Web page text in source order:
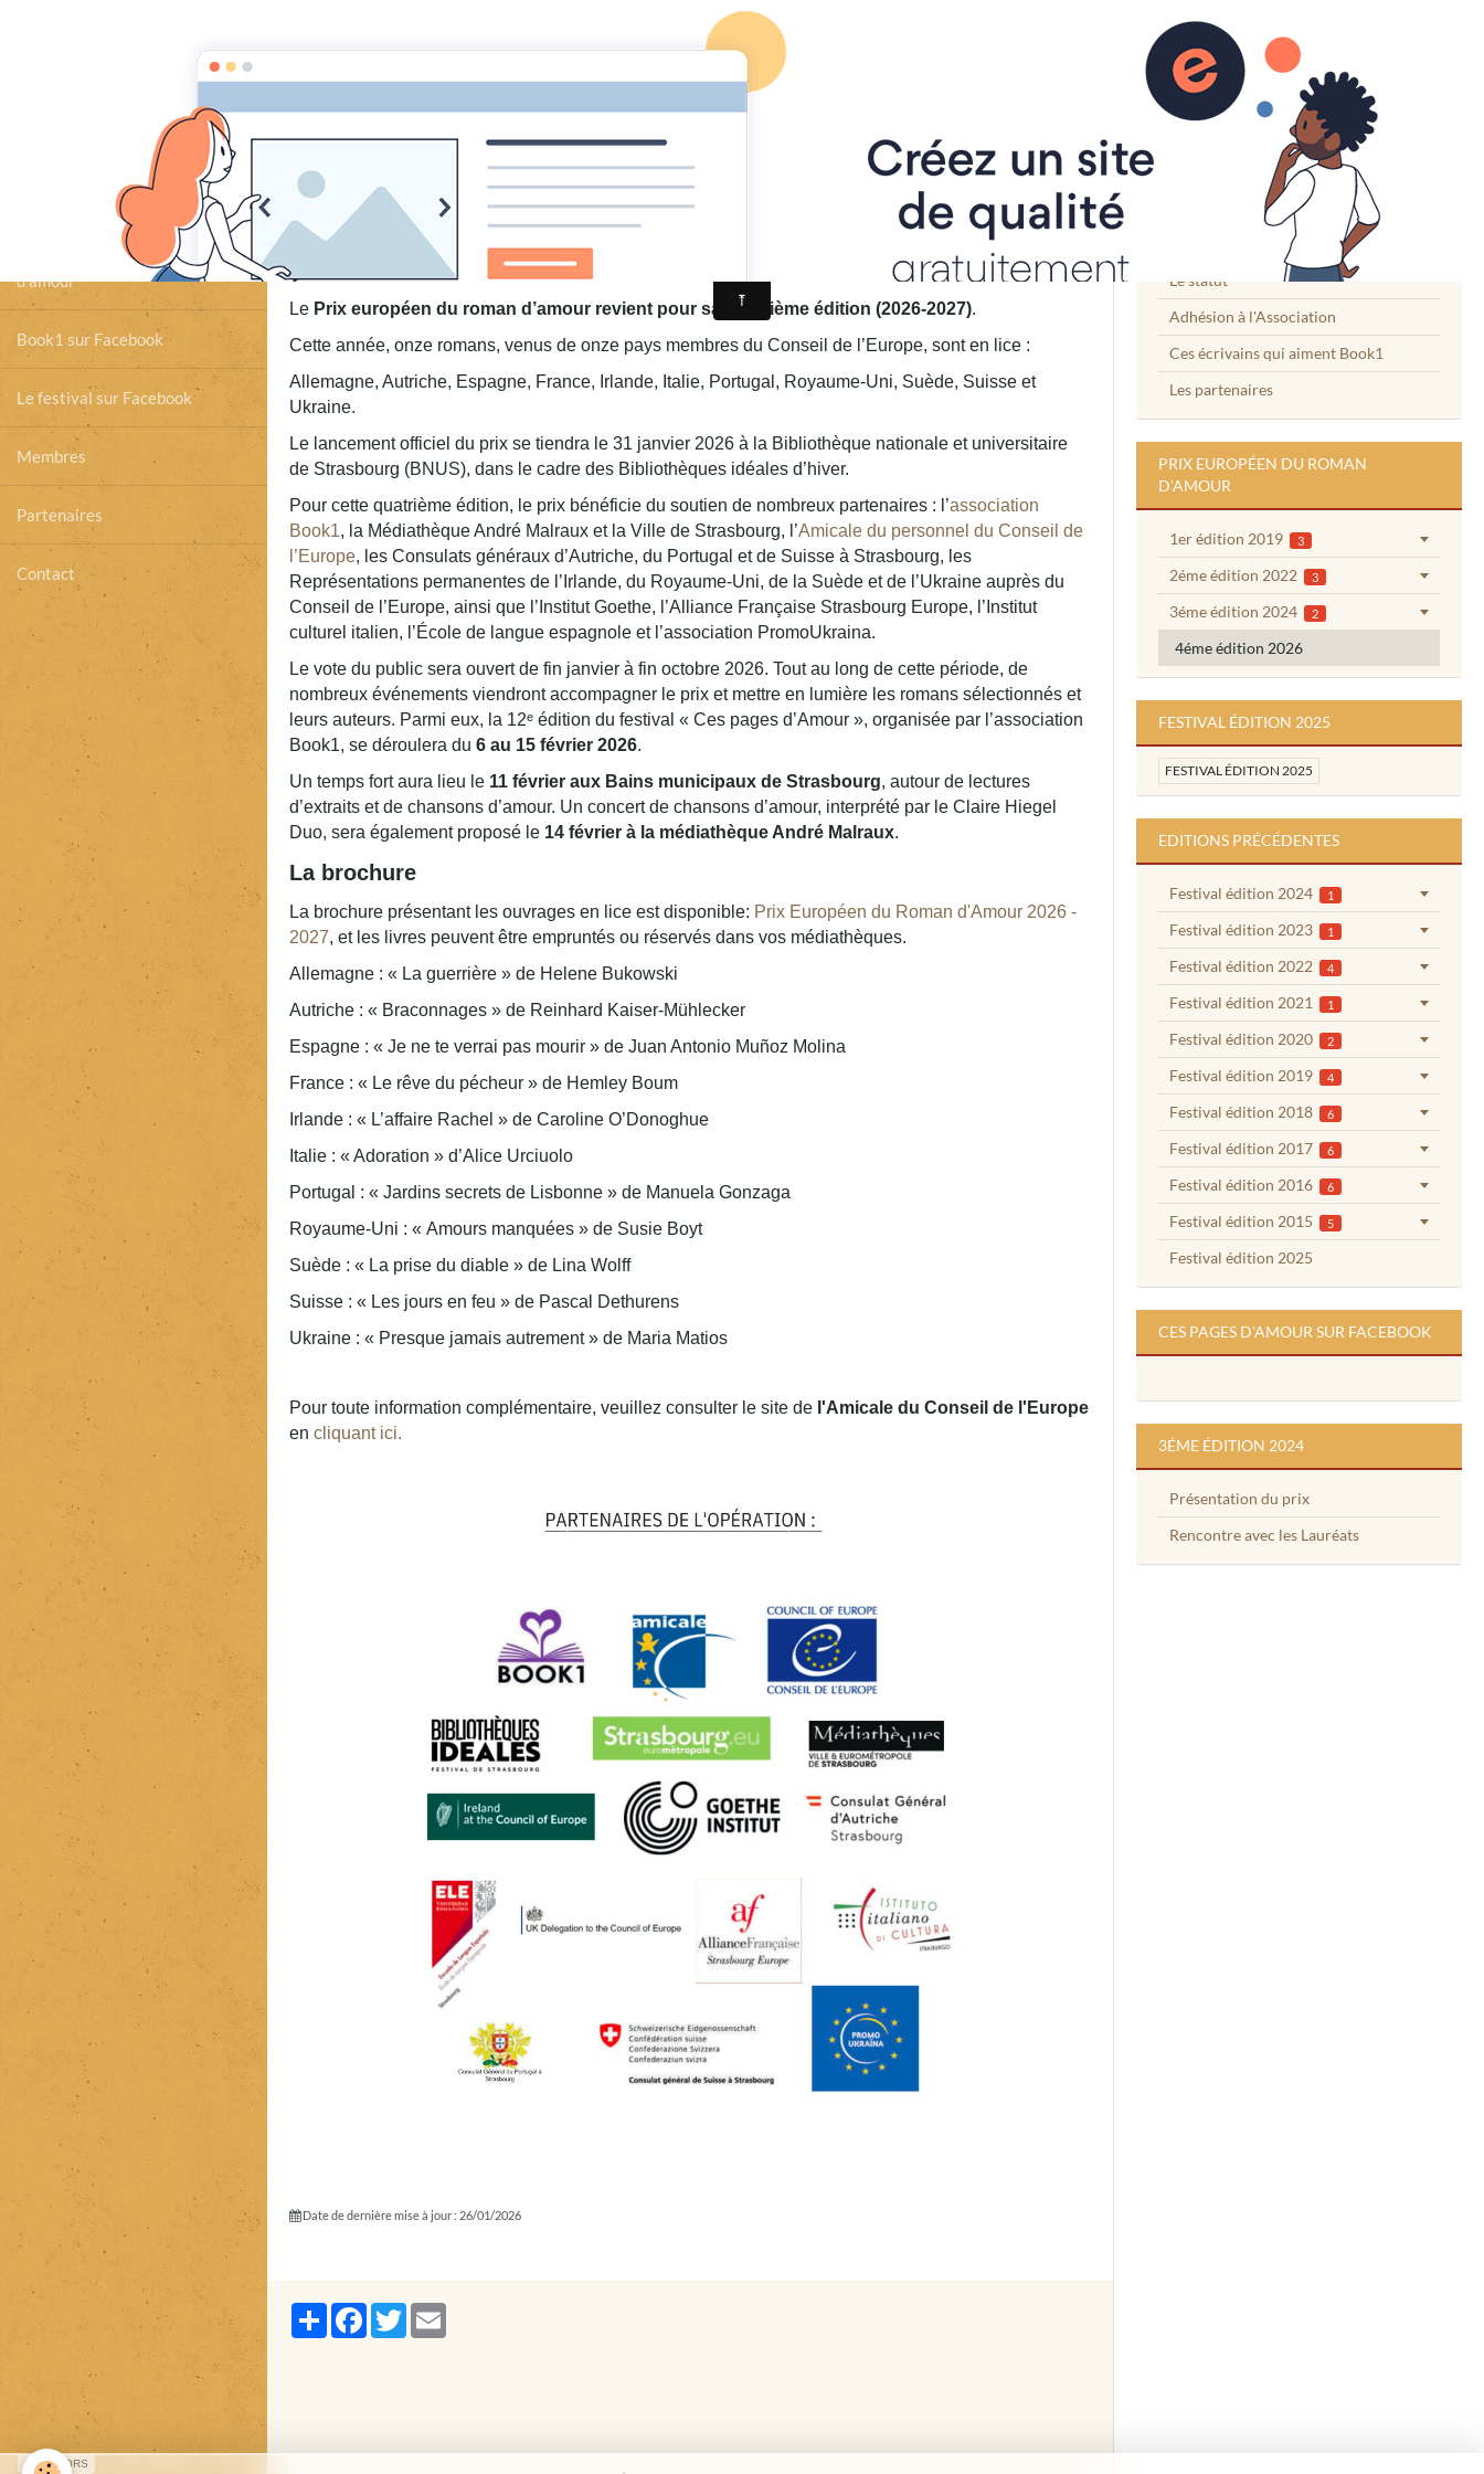
BOOK1
lire, écouter, voir
Prix européen du roman
d'amour
Book1 sur Facebook
Le festival sur Facebook
Membres
Partenaires
Contact
Accueil Prix européen du roman d'amour 4éme édition 2026
4éme édition 2026
Le Prix européen du roman d’amour revient pour sa quatrième édition (2026-2027).
Cette année, onze romans, venus de onze pays membres du Conseil de l’Europe, sont en lice :
Allemagne, Autriche, Espagne, France, Irlande, Italie, Portugal, Royaume-Uni, Suède, Suisse et
Ukraine.
Le lancement officiel du prix se tiendra le 31 janvier 2026 à la Bibliothèque nationale et universitaire
de Strasbourg (BNUS), dans le cadre des Bibliothèques idéales d’hiver.
Pour cette quatrième édition, le prix bénéficie du soutien de nombreux partenaires : l’association
Book1, la Médiathèque André Malraux et la Ville de Strasbourg, l’Amicale du personnel du Conseil de
l’Europe, les Consulats généraux d’Autriche, du Portugal et de Suisse à Strasbourg, les
Représentations permanentes de l’Irlande, du Royaume-Uni, de la Suède et de l’Ukraine auprès du
Conseil de l’Europe, ainsi que l’Institut Goethe, l’Alliance Française Strasbourg Europe, l’Institut
culturel italien, l’École de langue espagnole et l’association PromoUkraina.
Le vote du public sera ouvert de fin janvier à fin octobre 2026. Tout au long de cette période, de
nombreux événements viendront accompagner le prix et mettre en lumière les romans sélectionnés et
leurs auteurs. Parmi eux, la 12ᵉ édition du festival « Ces pages d’Amour », organisée par l’association
Book1, se déroulera du 6 au 15 février 2026.
Un temps fort aura lieu le 11 février aux Bains municipaux de Strasbourg, autour de lectures
d’extraits et de chansons d’amour. Un concert de chansons d’amour, interprété par le Claire Hiegel
Duo, sera également proposé le 14 février à la médiathèque André Malraux.
La brochure
La brochure présentant les ouvrages en lice est disponible: Prix Européen du Roman d'Amour 2026 -
2027, et les livres peuvent être empruntés ou réservés dans vos médiathèques.
Allemagne : « La guerrière » de Helene Bukowski
Autriche : « Braconnages » de Reinhard Kaiser-Mühlecker
Espagne : « Je ne te verrai pas mourir » de Juan Antonio Muñoz Molina
France : « Le rêve du pécheur » de Hemley Boum
Irlande : « L’affaire Rachel » de Caroline O’Donoghue
Italie : « Adoration » d’Alice Urciuolo
Portugal : « Jardins secrets de Lisbonne » de Manuela Gonzaga
Royaume-Uni : « Amours manquées » de Susie Boyt
Suède : « La prise du diable » de Lina Wolff
Suisse : « Les jours en feu » de Pascal Dethurens
Ukraine : « Presque jamais autrement » de Maria Matios
Pour toute information complémentaire, veuillez consulter le site del'Amicale du Conseil de l'Europe
en cliquant ici.
Date de dernière mise à jour : 26/01/2026
PartagerFacebook
TwitterEmail
L'ASSOCIATION BOOK1
L'équipe Book1
Le mot du Président
Le statut
Adhésion à l'Association
Ces écrivains qui aiment Book1
Les partenaires
PRIX EUROPÉEN DU ROMAN
D'AMOUR
1er édition 2019 3
2éme édition 2022 3
3éme édition 2024 2
4éme édition 2026
FESTIVAL ÉDITION 2025
FESTIVAL ÉDITION 2025
EDITIONS PRÉCÉDENTES
Festival édition 2024 1
Festival édition 2023 1
Festival édition 2022 4
Festival édition 2021 1
Festival édition 2020 2
Festival édition 2019 4
Festival édition 2018 6
Festival édition 2017 6
Festival édition 2016 6
Festival édition 2015 5
Festival édition 2025
CES PAGES D'AMOUR SUR FACEBOOK
3ÉME ÉDITION 2024
Présentation du prix
Rencontre avec les Lauréats
SPONSORS